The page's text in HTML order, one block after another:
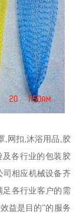
,网扣,沐浴用品,胶
各行业的包装胶
相应机械设备齐
足各行业客户的需
益是目的”的服务